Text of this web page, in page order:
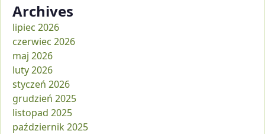
Archives
lipiec 2026
czerwiec 2026
maj 2026
luty 2026
styczeń 2026
grudzień 2025
listopad 2025
październik 2025